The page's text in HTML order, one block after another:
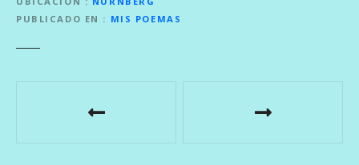
PUBLICADO EN
MIS POEMAS